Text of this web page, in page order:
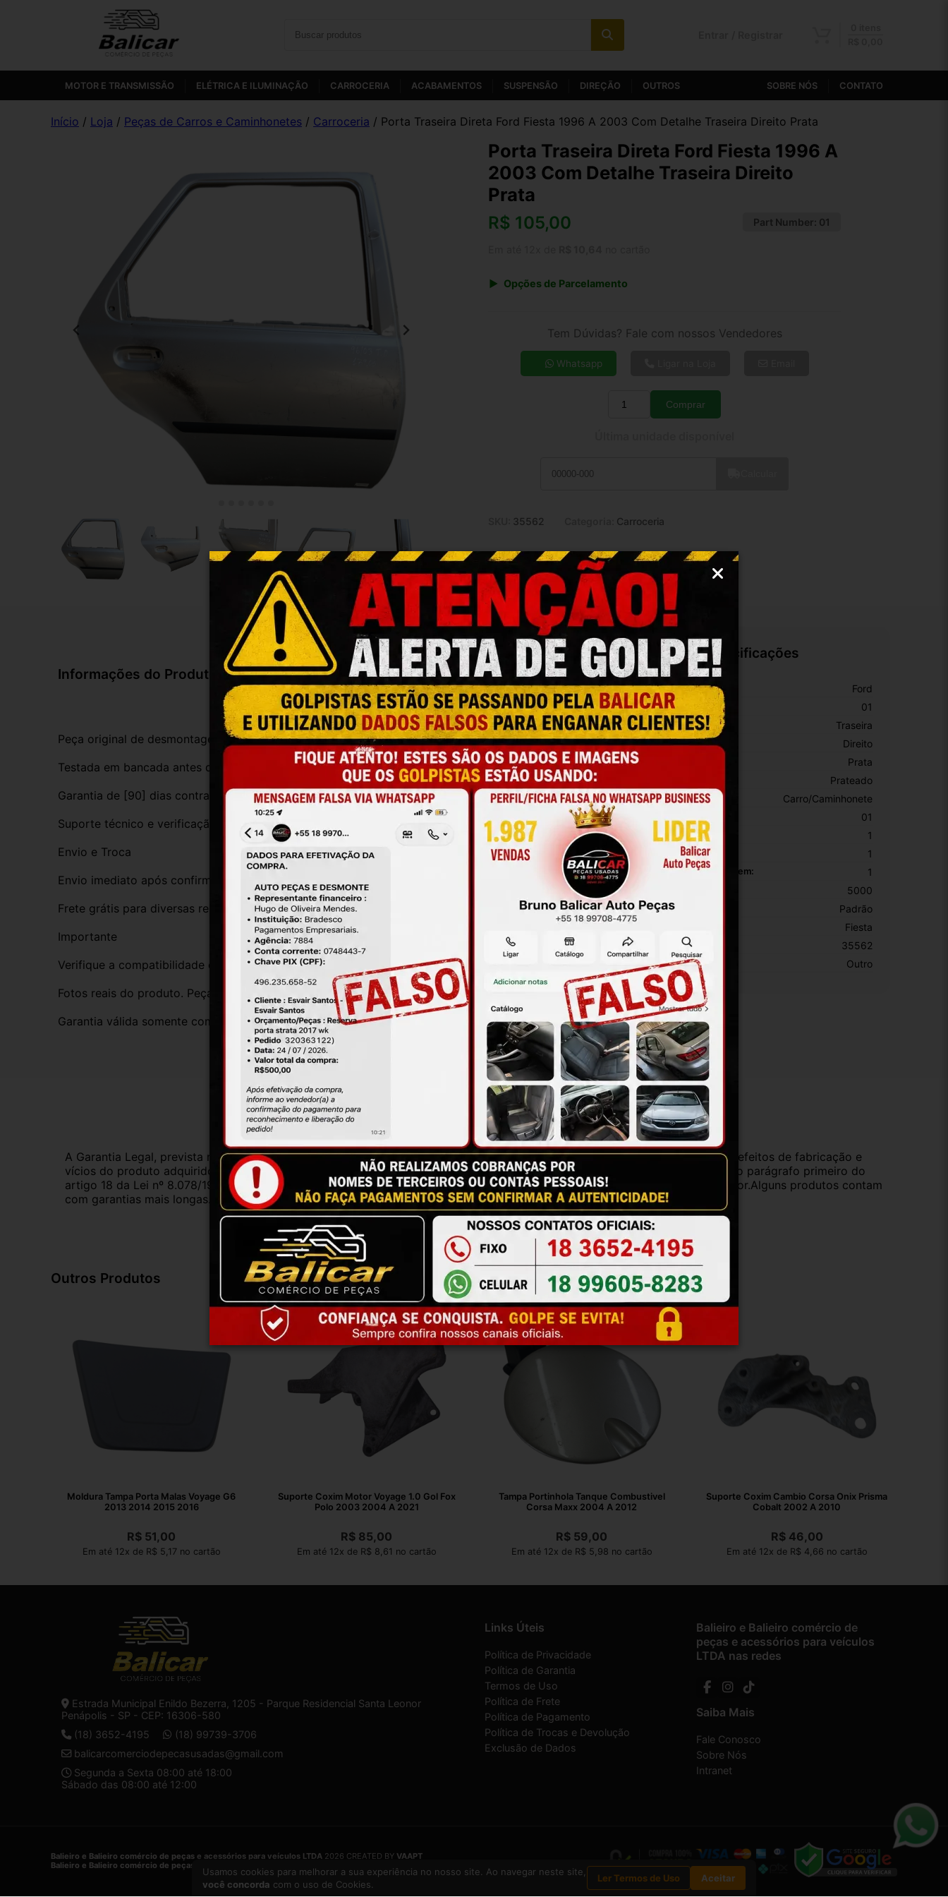
MOTOR E TRANSMISSÃO ELÉTRICA E ILUMINAÇÃO CARROCERIA ACABAMENTOS SUSPENSÃO DIREÇÃO OUTROS SOBRE NÓS CONTATO
Início / Loja / Peças de Carros e Caminhonetes / Carroceria / Porta Traseira Direta Ford Fiesta 1996 A 2003 Com Detalhe Traseira Direito Prata
Porta Traseira Direta Ford Fiesta 1996 A
2003 Com Detalhe Traseira Direito
Prata
R$ 105,00 Part Number: 01
Opções de Parcelamento
7x de R$ 17,21
9x de R$ 13,73
Tem Dúvidas? Fale com nossos Vendedores
Whatsapp
Quantidade
Comprar
35562 Carroceria
Informações do Produto
Peça original de desmontagem, com procedência e qualidade
Testada em bancada antes do envio
Garantia de [90] dias contra defeitos de funcionamento
Suporte técnico e verificação de compatibilidade antes da compra
Envio e Troca
Envio imediato após confirmação da compra
Frete grátis para diversas regiões do Brasil
Importante
Verifique a compatibilidade com seu veículo. Tire suas dúvidas no campo de perguntas!
Fotos reais do produto. Peça exatamente igual à das imagens.
Garantia válida somente com instalação por profissional qualificado.
Especificações
Marca: Ford
Número De Peça: 01
Posição: Traseira
Lado: Direito
Cor: Prata
Prateado
Tipo De Veículo: Carro/Caminhonete
01
Altura Da Embalagem: 1
Largura Da Embalagem: 1
Comprimento Da Embalagem: 1
5000
Fonte Do Produto: Padrão
Fiesta
SKU: 35562
Motivo De GTIN Vacío: Outro
Garantia Certificado de Procedência Troca e Devolução
A Garantia Legal, prevista no Código de Defesa do Consumidor, é de 90 (noventa) dias a partir da data da compra e cobre defeitos de fabricação e
vícios do produto adquirido.Na impossibilidade de reparar o produto, o cliente poderá escolher dentre as opções previstas no parágrafo primeiro do
artigo 18 da Lei nº 8.078/1990, ou, ainda, a utilização do crédito como parte do pagamento de outro produto de valor superior.Alguns produtos contam
com garantias mais longas. Consulte nossos vendedores. A ga...
Ler mais
Outros Produtos
Moldura Tampa Porta Malas Voyage G6
2013 2014 2015 2016
R$ 51,00
Em até 12x de R$ 5,17 no cartão
Suporte Coxim Motor Voyage 1.0 Gol Fox
Polo 2003 2004 A 2021
R$ 85,00
Em até 12x de R$ 8,61 no cartão
Tampa Portinhola Tanque Combustivel
Corsa Maxx 2004 A 2012
R$ 59,00
Em até 12x de R$ 5,98 no cartão
Suporte Coxim Cambio Corsa Onix Prisma
Cobalt 2002 A 2010
R$46,00
Em até 12x de R$ 4,66 no cartão
Estrada Municipal Enildo Bezerra, 1205 - Parque Residencial Santa Leonor
Penápolis - SP - CEP: 16306-580
(18) 3652-4195
(18) 99739-3706
balicarcomerciodepecasusadas@gmail.com
Segunda a Sexta 08:00 até 18:00
Sábado das 08:00 até 12:00
Links Úteis
Política de Privacidade
Política de Garantia
Termos de Uso
Política de Frete
Política de Pagamento
Política de Trocas e Devolução
Exclusão de Dados
Balieiro e Balieiro comércio de
peças e acessórios para veículos
LTDA nas redes
Saiba Mais
Fale Conosco
Sobre Nós
Intranet
Balieiro e Balieiro comércio de peças e acessórios para veículos LTDA 2026 CREATED BY VAAPT
Balieiro e Balieiro comércio de peças e acessórios para veículos LTDA
Usamos cookies para melhorar a sua experiência no nosso site. Ao navegar neste site,
você concorda com o uso de Cookies.
Ler Termos de Uso Aceitar